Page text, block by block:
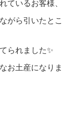
ているお客様、
がら引いたとこ
られました✨
お土産になりま